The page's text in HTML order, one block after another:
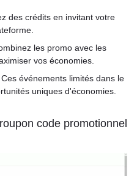
des crédits en invitant votre
les promo avec les
vos économies.
événements limités dans le
uniques d'économies.
code promotionnel